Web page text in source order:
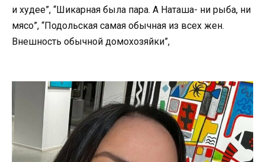
и худее”, “Шикарная была пара. А Наташа- ни рыба, ни
мясо”, “Подольская самая обычная из всех жен.
Внешность обычной домохозяйки”,